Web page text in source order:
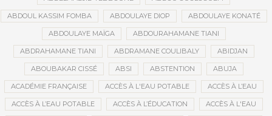
ABDOUL KASSIM FOMBA ABDOULAYE DIOP ABDOULAYE KONATÉ
ABDOULAYE MAÏGA ABDOURAHAMANE TIANI
ABDRAHAMANE TIANI ABDRAMANE COULIBALY ABIDJAN
ABOUBAKAR CISSÉ ABSI ABSTENTION ABUJA
ACADÉMIE FRANÇAISE ACCÈS À L'EAU POTABLE ACCÈS À L’EAU
ACCÈS À L’EAU POTABLE ACCÈS À L’ÉDUCATION ACCÈS À L'EAU